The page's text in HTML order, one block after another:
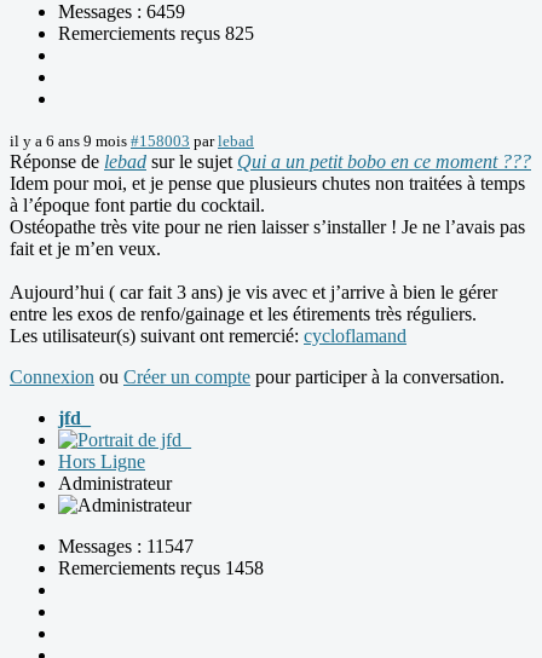
Messages : 6459
Remerciements reçus 825
il y a 6 ans 9 mois #158003 parlebad
Réponse de lebad sur le sujet Qui a un petit bobo en ce moment ???
Idem pour moi, et je pense que plusieurs chutes non traitées à temps
à l’époque font partie du cocktail.
Ostéopathe très vite pour ne rien laisser s’installer ! Je ne l’avais pas
fait et je m’en veux.
Aujourd’hui ( car fait 3 ans) je vis avec et j’arrive à bien le gérer
entre les exos de renfo/gainage et les étirements très réguliers.
Les utilisateur(s) suivant ont remercié: cycloflamand
Connexion ou Créer un compte pour participer à la conversation.
jfd_
Hors Ligne
Administrateur
Messages : 11547
Remerciements reçus 1458